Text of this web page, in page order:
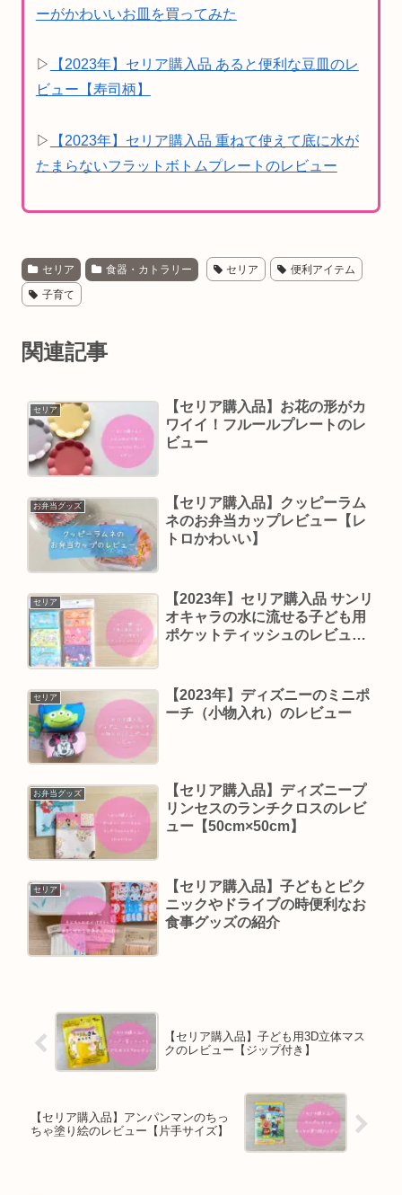
ーがかわいいお皿を買ってみた
▷
【2023年】セリア購入品 あると便利な豆皿のレ
ビュー【寿司柄】
▷
【2023年】セリア購入品 重ねて使えて底に水が
たまらないフラットボトムプレートのレビュー
セリア 食器・カトラリー セリア 便利アイテム
子育て
関連記事
セリア
【セリア購入品】お花の形がカ
ワイイ！フルールプレートのレ
ビュー
お弁当グッズ
【セリア購入品】クッピーラム
ネのお弁当カップレビュー【レ
トロかわいい】
セリア
【2023年】セリア購入品 サンリ
オキャラの水に流せる子ども用
ポケットティッシュのレビュー
セリア
【2023年】ディズニーのミニポ
ーチ（小物入れ）のレビュー
お弁当グッズ
【セリア購入品】ディズニープ
リンセスのランチクロスのレビ
ュー【50cm×50cm】
セリア
【セリア購入品】子どもとピク
ニックやドライブの時便利なお
食事グッズの紹介
【セリア購入品】子ども用3D立体マス
クのレビュー【ジップ付き】
【セリア購入品】アンパンマンのちっ
ちゃ塗り絵のレビュー【片手サイズ】